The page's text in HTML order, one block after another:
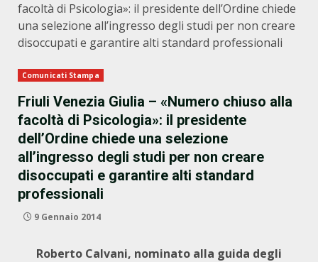
facoltà di Psicologia»: il presidente dell’Ordine chiede
una selezione all’ingresso degli studi per non creare
disoccupati e garantire alti standard professionali
Comunicati Stampa
Friuli Venezia Giulia – «Numero chiuso alla
facoltà di Psicologia»: il presidente
dell’Ordine chiede una selezione
all’ingresso degli studi per non creare
disoccupati e garantire alti standard
professionali
9 Gennaio 2014
Roberto Calvani, nominato alla guida degli